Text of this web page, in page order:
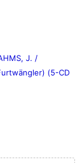
J. /
(5-CD